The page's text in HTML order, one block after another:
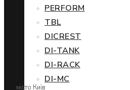
місто Київ
PERFORM
TBL
DICREST
DI-TANK
DI-RACK
DI-MC